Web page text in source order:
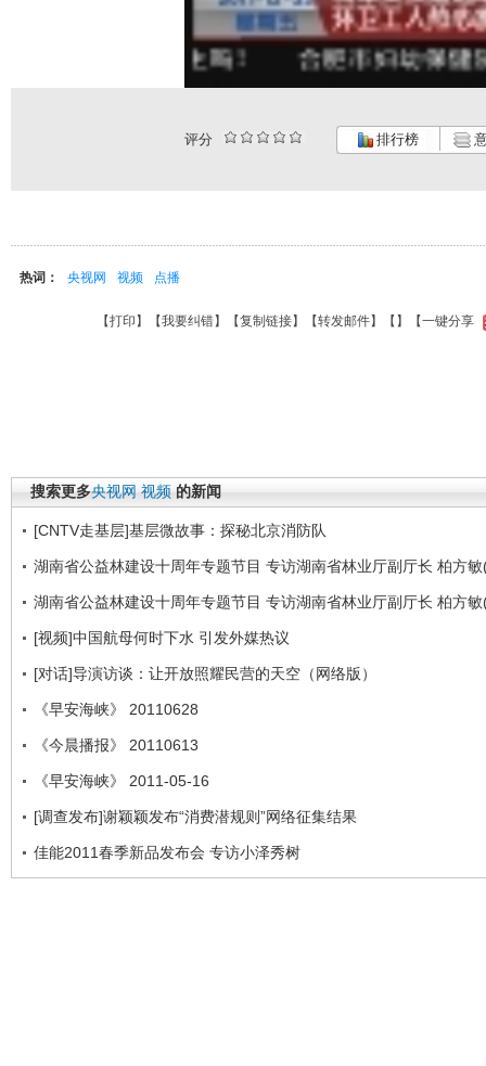
评分 排行榜
热词： 央视网 视频 点播
【打印 】【我要纠错】【复制链接】【转发邮件】【 】 【一键分享
搜索更多央视网 视频 的新闻
[CNTV走基层]基层微故事：探秘北京消防队
湖南省公益林建设十周年专题节目 专访湖南省林业厅副厅长 柏方
湖南省公益林建设十周年专题节目 专访湖南省林业厅副厅长 柏方
[视频]中国航母何时下水 引发外媒热议
[对话]导演访谈：让开放照耀民营的天空（网络版）
《早安海峡》 20110628
《今晨播报》 20110613
《早安海峡》 2011-05-16
[调查发布]谢颖颖发布“消费潜规则”网络征集结果
佳能2011春季新品发布会 专访小泽秀树